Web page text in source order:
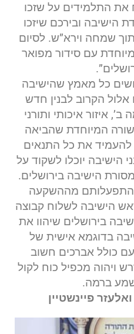
התלמידים על שזכו
הישיבה ובירכם שיזכו
שמחה וירא”ש. לסיום
עם סידור מפואר
כל מאמץ שהישיבה
הקרוב לבנין חדש
איזור איכותי ותורני
המיוחדת שהביאה
להעמיד את כל התנאים
הישיבה יוכלו לשקוד על
הישיבה בירושלים.
התפעלותם מההשקעה
הישיבה לשלוח קבוצה
בירושלים שיהוו את
בדוגמא אישית של
כולל אברכים חשוב
ויהוה מכפיל כוח לקול
ברמה.
פיינשטיין